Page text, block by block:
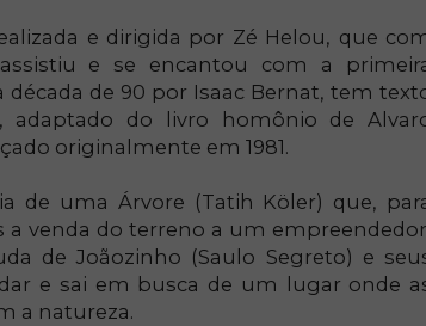
e dirigida por Zé Helou, que
e se encantou com a
de 90 por Isaac Bernat, tem
adaptado do livro homônio de
originalmente em 1981.
de uma Árvore (Tatih Köler) que,
a venda do terreno a um
de Joãozinho (Saulo Segreto) e
e sai em busca de um lugar onde
a natureza.